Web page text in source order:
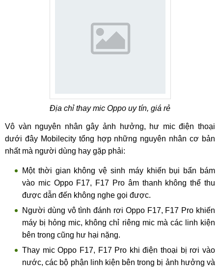
Địa chỉ thay mic Oppo uy tín, giá rẻ
Vô vàn nguyên nhân gây ảnh hưởng, hư mic điện thoại
dưới đây Mobilecity tổng hợp những nguyên nhân cơ bản
nhất mà người dùng hay gặp phải:
Một thời gian không vệ sinh máy khiến bụi bẩn bám
vào mic Oppo F17, F17 Pro âm thanh không thể thu
được dẫn đến không nghe gọi được.
Người dùng vô tình đánh rơi Oppo F17, F17 Pro khiến
máy bị hỏng mic, không chỉ riêng mic mà các linh kiện
bên trong cũng hư hại nặng.
Thay mic Oppo F17, F17 Pro khi điện thoại bị rơi vào
nước, các bộ phận linh kiện bên trong bị ảnh hưởng và